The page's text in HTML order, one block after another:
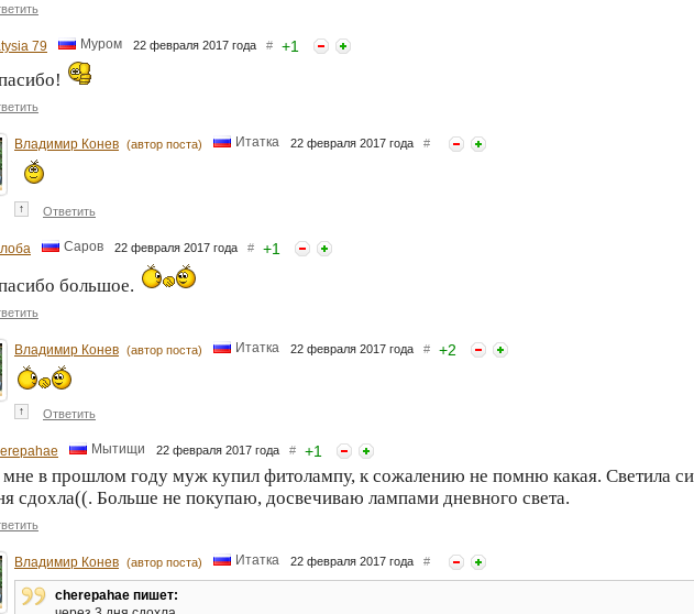
79 Муром 22 февраля 2017 года # +1
Владимир Конев (автор поста) Итатка 22 февраля 2017 года #
↑ Ответить
Саров 22 февраля 2017 года # +1
большое.
Владимир Конев (автор поста) Итатка 22 февраля 2017 года # +2
↑ Ответить
Мытищи 22 февраля 2017 года # +1
в прошлом году муж купил фитолампу, к сожалению не помню какая. Светила
сдохла((. Больше не покупаю, досвечиваю лампами дневного света.
Владимир Конев (автор поста) Итатка 22 февраля 2017 года #
cherepahae пишет: